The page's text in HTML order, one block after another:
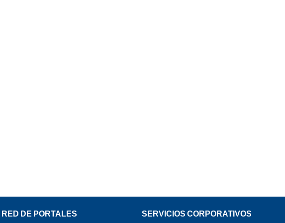
RED DE PORTALES SERVICIOS CORPORATIVOS